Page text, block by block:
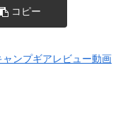
コピー
ャンプギアレビュー動画